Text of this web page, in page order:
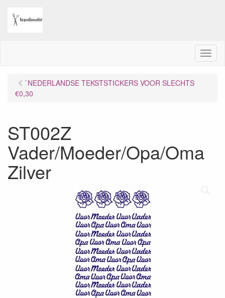
M
e
`NEDERLANDSE TEKSTSTICKERS VOOR SLECHTS
€0,30
ST002Z
Vader/Moeder/Opa/Oma
Zilver